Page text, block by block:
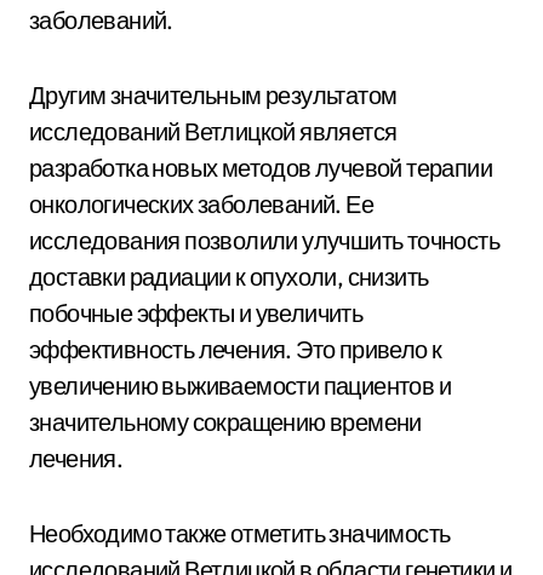
заболеваний.
Другим значительным результатом
исследований Ветлицкой является
разработка новых методов лучевой терапии
онкологических заболеваний. Ее
исследования позволили улучшить точность
доставки радиации к опухоли, снизить
побочные эффекты и увеличить
эффективность лечения. Это привело к
увеличению выживаемости пациентов и
значительному сокращению времени
лечения.
Необходимо также отметить значимость